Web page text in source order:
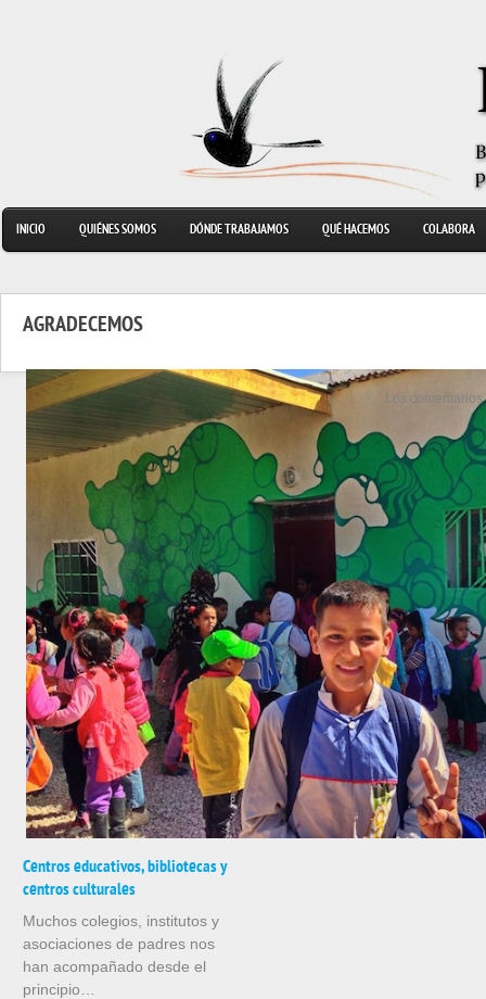
INICIO QUIÉNES SOMOS DÓNDE TRABAJAMOS QUÉ HACEMOS COLABORA
AGRADECEMOS
Centros educativos, bibliotecas y
centros culturales
Muchos colegios, institutos y
asociaciones de padres nos
han acompañado desde el
principio…
Los